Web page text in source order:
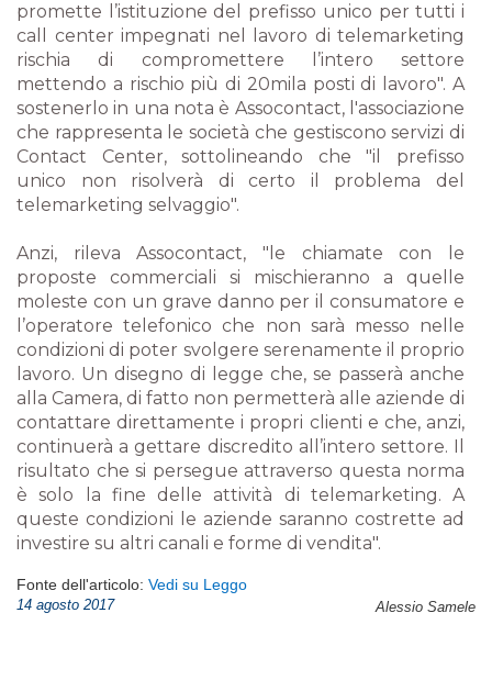
promette l’istituzione del prefisso unico per tutti i
call center impegnati nel lavoro di telemarketing
rischia di compromettere l’intero settore
mettendo a rischio più di 20mila posti di lavoro". A
sostenerlo in una nota è Assocontact, l'associazione
che rappresenta le società che gestiscono servizi di
Contact Center, sottolineando che "il prefisso
unico non risolverà di certo il problema del
telemarketing selvaggio".
Anzi, rileva Assocontact, "le chiamate con le
proposte commerciali si mischieranno a quelle
moleste con un grave danno per il consumatore e
l’operatore telefonico che non sarà messo nelle
condizioni di poter svolgere serenamente il proprio
lavoro. Un disegno di legge che, se passerà anche
alla Camera, di fatto non permetterà alle aziende di
contattare direttamente i propri clienti e che, anzi,
continuerà a gettare discredito all’intero settore. Il
risultato che si persegue attraverso questa norma
è solo la fine delle attività di telemarketing. A
queste condizioni le aziende saranno costrette ad
investire su altri canali e forme di vendita".
Fonte dell'articolo: Vedi su Leggo
Alessio Samele
14 agosto 2017